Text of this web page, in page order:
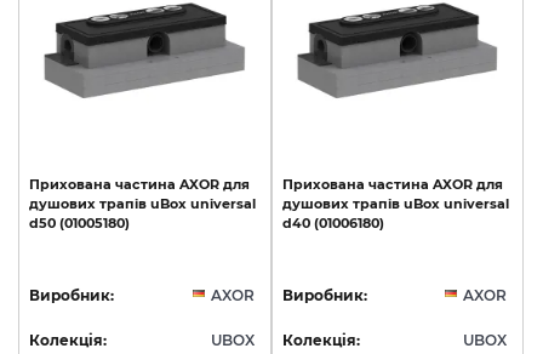
Прихована частина AXOR для
душових трапів uBox universal
d50 (01005180)
Виробник: AXOR
Колекція: UBOX
Прихована частина AXOR для
душових трапів uBox universal
d40 (01006180)
Виробник: AXOR
Колекція: UBOX